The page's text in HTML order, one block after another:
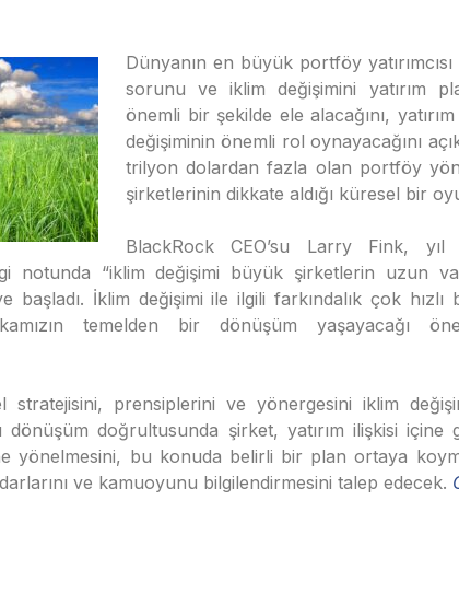
Dünyanın en büyük portföy
sorunu ve iklim değişimini yatırım
önemli bir şekilde ele alacağını,
değişiminin önemli rol oynayacağını
trilyon dolardan fazla olan portföy
şirketlerinin dikkate aldığı küresel bir
BlackRock CEO’su Larry Fink, yıl
notunda “iklim değişimi büyük şirketlerin uzun
İklim değişimi ile ilgili farkındalık çok hızlı
temelden bir dönüşüm yaşayacağı
stratejisini, prensiplerini ve yönergesini iklim
dönüşüm doğrultusunda şirket, yatırım ilişkisi içine
yönelmesini, bu konuda belirli bir plan ortaya
ve kamuoyunu bilgilendirmesini talep edecek.